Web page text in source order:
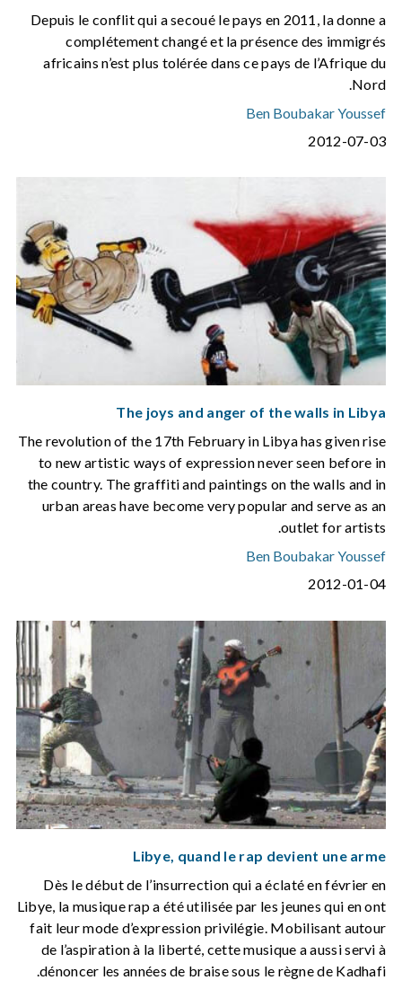
Depuis le conflit qui a secoué le pays en 2011, la donne a
complétement changé et la présence des immigrés
africains n’est plus tolérée dans ce pays de l’Afrique du
Nord.
Ben Boubakar Youssef
2012-07-03
The joys and anger of the walls in Libya
The revolution of the 17th February in Libya has given rise
to new artistic ways of expression never seen before in
the country. The graffiti and paintings on the walls and in
urban areas have become very popular and serve as an
outlet for artists.
Ben Boubakar Youssef
2012-01-04
Libye, quand le rap devient une arme
Dès le début de l’insurrection qui a éclaté en février en
Libye, la musique rap a été utilisée par les jeunes qui en ont
fait leur mode d’expression privilégie. Mobilisant autour
de l’aspiration à la liberté, cette musique a aussi servi à
dénoncer les années de braise sous le règne de Kadhafi.